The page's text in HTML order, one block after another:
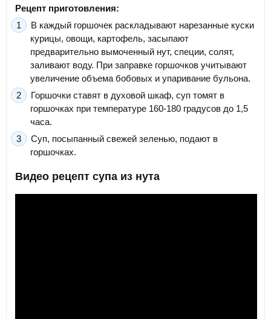
Рецепт приготовления:
В каждый горшочек раскладывают нарезанные куски
курицы, овощи, картофель, засыпают
предварительно вымоченный нут, специи, солят,
заливают воду. При заправке горшочков учитывают
увеличение объема бобовых и упаривание бульона.
Горшочки ставят в духовой шкаф, суп томят в
горшочках при температуре 160-180 градусов до 1,5
часа.
Суп, посыпанный свежей зеленью, подают в
горшочках.
Видео рецепт супа из нута